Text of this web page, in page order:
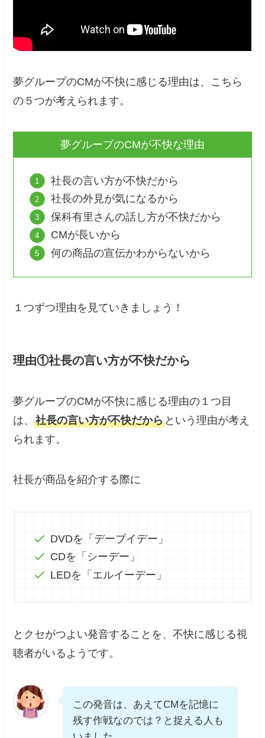
夢グループのCMが不快に感じる理由は、こちら
の５つが考えられます。
夢グループのCMが不快な理由
社長の言い方が不快だから
社長の外見が気になるから
保科有里さんの話し方が不快だから
CMが長いから
何の商品の宣伝かわからないから
１つずつ理由を見ていきましょう！
理由①社長の言い方が不快だから
夢グループのCMが不快に感じる理由の１つ目
は、社長の言い方が不快だから という理由が考え
られます。
社長が商品を紹介する際に
DVDを「デーブイデー」
CDを「シーデー」
LEDを「エルイーデー」
とクセがつよい発音することを、不快に感じる視
聴者がいるようです。
この発音は、あえてCMを記憶に
残す作戦なのでは？と捉える人も